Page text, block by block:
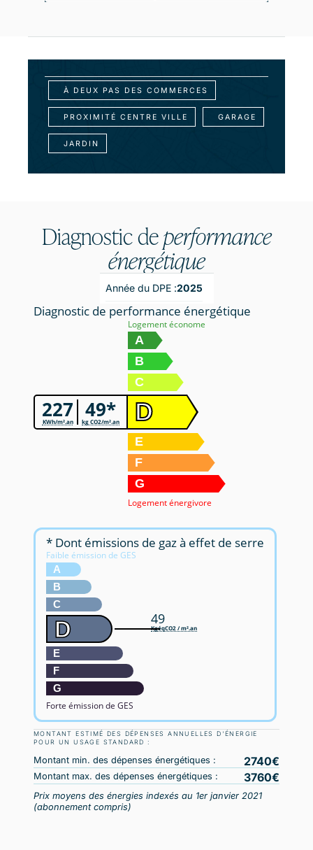
À DEUX PAS DES COMMERCES
PROXIMITÉ CENTRE VILLE GARAGE
JARDIN
Diagnostic deperformance
énergétique
Année du DPE :2025
Diagnostic de performance énergétique
227
KWh/m².an 49*
kg CO2/m².an
Logement économe
A
B
C
D
E
F
G
Logement énergivore
* Dont émissions de gaz à effet de serre
Faible émission de GES
A
B
C
D
E
F
G
Forte émission de GES
49
KgéqCO2 / m².an
MONTANT ESTIMÉ DES DÉPENSES ANNUELLES D'ÉNERGIE
POUR UN USAGE STANDARD :
Montant min. des dépenses énergétiques : 2740
Montant max. des dépenses énergétiques : 3760
Prix moyens des énergies indexés au 1er janvier 2021
(abonnement compris)